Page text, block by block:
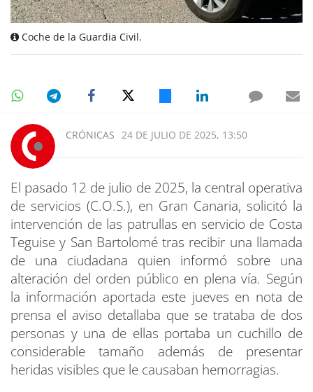
Coche de la Guardia Civil.
CRÓNICAS 24 DE JULIO DE 2025, 13:50
El pasado 12 de julio de 2025, la central operativa
de servicios (C.O.S.), en Gran Canaria, solicitó la
intervención de las patrullas en servicio de Costa
Teguise y San Bartolomé tras recibir una llamada
de una ciudadana quien informó sobre una
alteración del orden público en plena vía. Según
la información aportada este jueves en nota de
prensa el aviso detallaba que se trataba de dos
personas y una de ellas portaba un cuchillo de
considerable tamaño además de presentar
heridas visibles que le causaban hemorragias.